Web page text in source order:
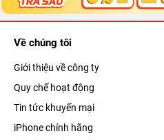
Về chúng tôi
Giới thiệu về công ty
Quy chế hoạt động
Tin tức khuyến mại
iPhone chính hãng